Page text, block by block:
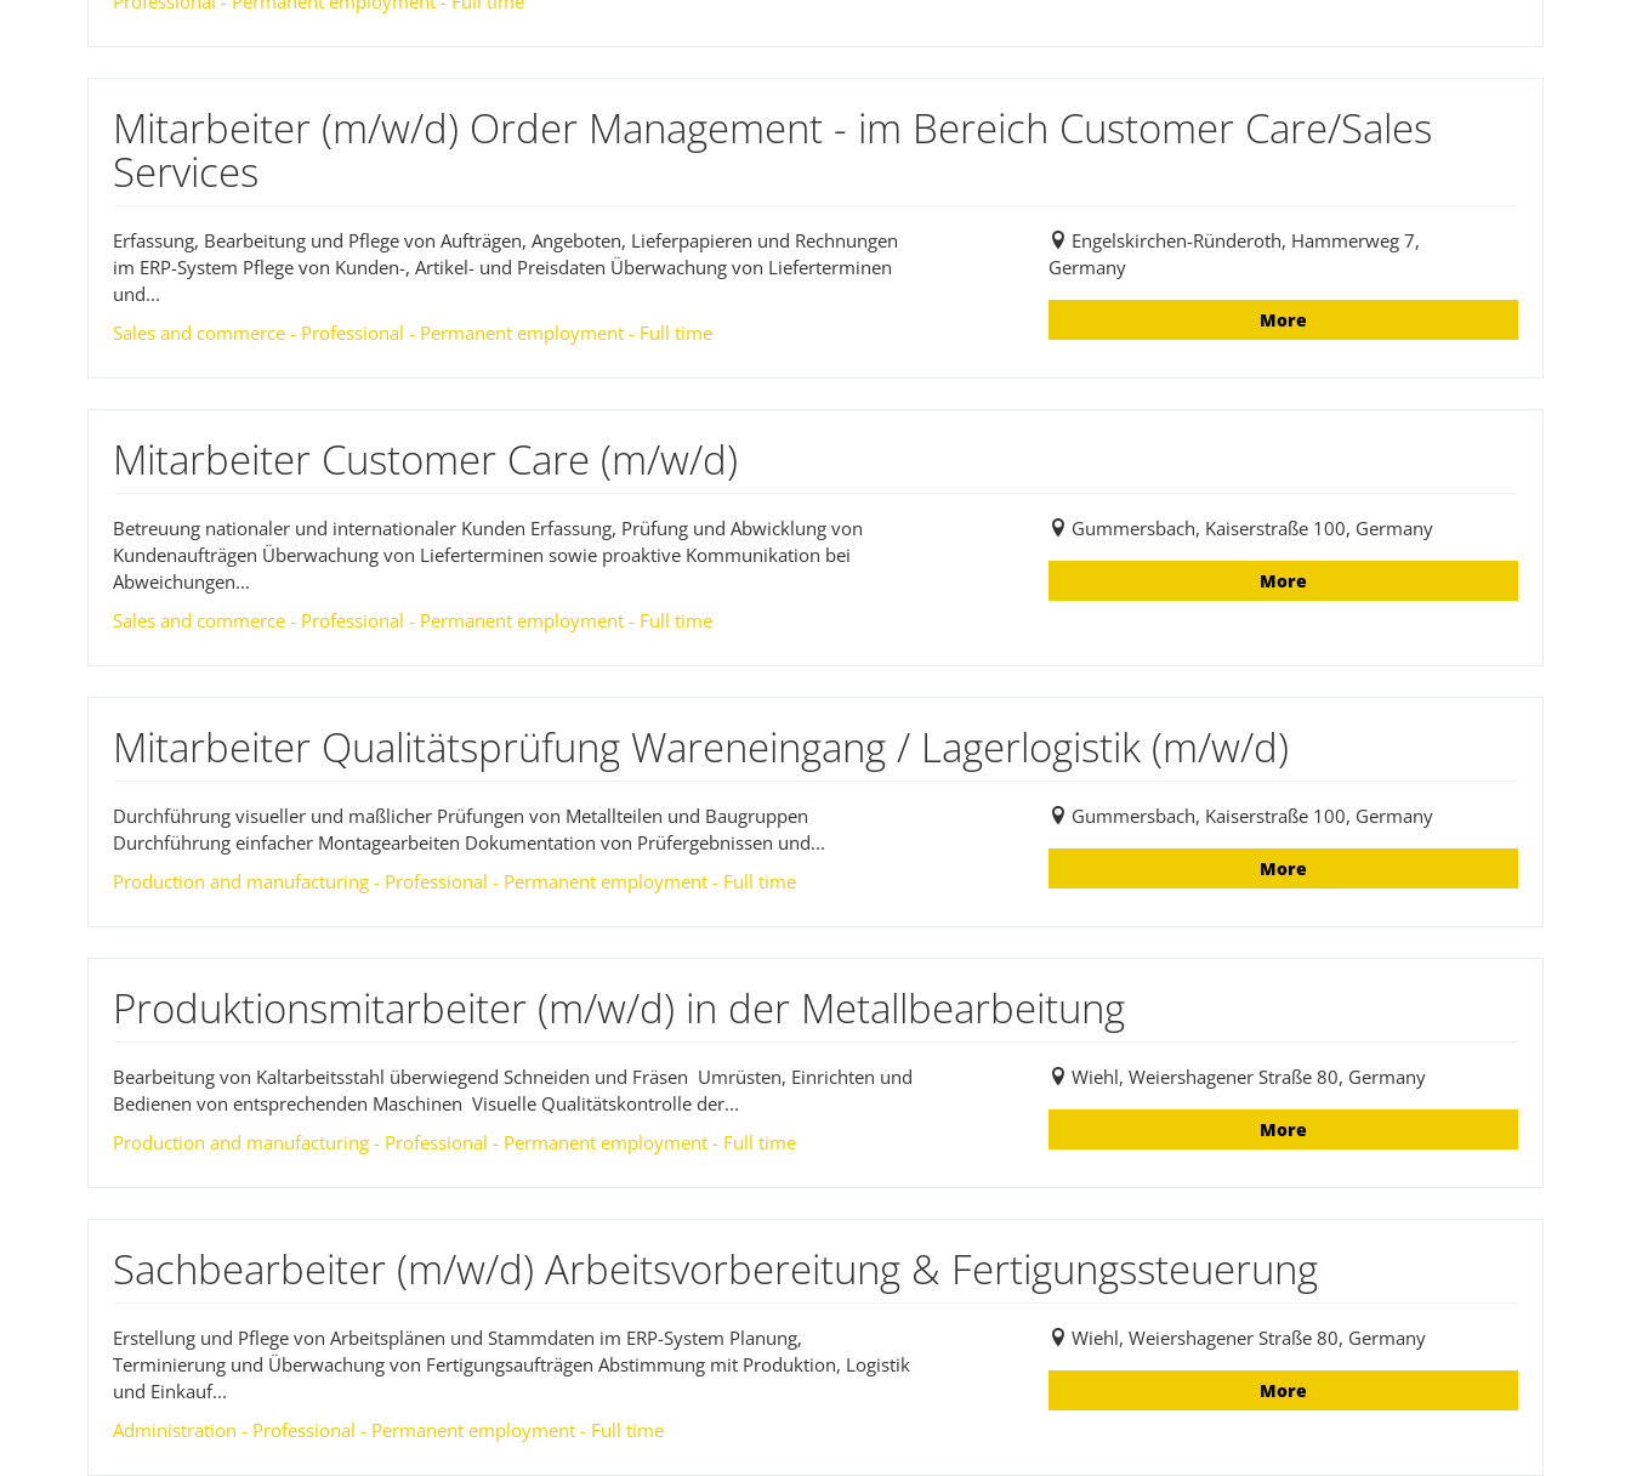
Mitarbeiter (m/w/d) Order Management - im Bereich Customer Care/Sales
Services
Erfassung, Bearbeitung und Pflege von Aufträgen, Angeboten, Lieferpapieren und Rechnungen
im ERP-System Pflege von Kunden-, Artikel- und Preisdaten Überwachung von Lieferterminen
und...
Sales and commerce - Professional - Permanent employment - Full time
Engelskirchen-Ründeroth, Hammerweg 7,
Germany
More
Mitarbeiter Customer Care (m/w/d)
Betreuung nationaler und internationaler Kunden Erfassung, Prüfung und Abwicklung von
Kundenaufträgen Überwachung von Lieferterminen sowie proaktive Kommunikation bei
Abweichungen...
Sales and commerce - Professional - Permanent employment - Full time
Gummersbach, Kaiserstraße 100, Germany
More
Mitarbeiter Qualitätsprüfung Wareneingang / Lagerlogistik (m/w/d)
Durchführung visueller und maßlicher Prüfungen von Metallteilen und Baugruppen
Durchführung einfacher Montagearbeiten Dokumentation von Prüfergebnissen und...
Production and manufacturing - Professional - Permanent employment - Full time
Gummersbach, Kaiserstraße 100, Germany
More
Produktionsmitarbeiter (m/w/d) in der Metallbearbeitung
Bearbeitung von Kaltarbeitsstahl überwiegend Schneiden und Fräsen Umrüsten, Einrichten und
Bedienen von entsprechenden Maschinen Visuelle Qualitätskontrolle der...
Production and manufacturing - Professional - Permanent employment - Full time
Wiehl, Weiershagener Straße 80, Germany
More
Sachbearbeiter (m/w/d) Arbeitsvorbereitung & Fertigungssteuerung
Erstellung und Pflege von Arbeitsplänen und Stammdaten im ERP-System Planung,
Terminierung und Überwachung von Fertigungsaufträgen Abstimmung mit Produktion, Logistik
und Einkauf...
Administration - Professional - Permanent employment - Full time
Wiehl, Weiershagener Straße 80, Germany
More